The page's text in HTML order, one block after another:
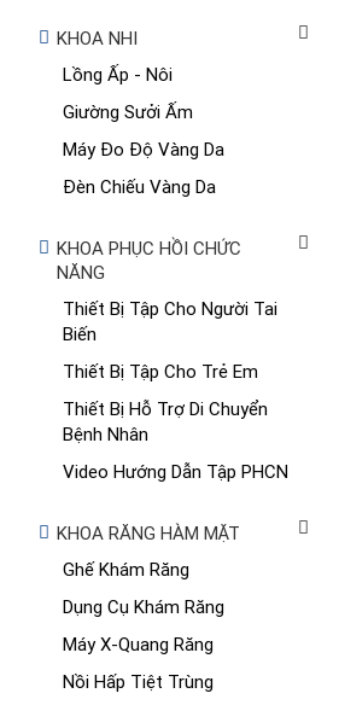
KHOA NHI
Lồng Ấp - Nôi
Giường Sưởi Ấm
Máy Đo Độ Vàng Da
Đèn Chiếu Vàng Da
KHOA PHỤC HỒI CHỨC
NĂNG
Thiết Bị Tập Cho Người Tai
Biến
Thiết Bị Tập Cho Trẻ Em
Thiết Bị Hỗ Trợ Di Chuyển
Bệnh Nhân
Video Hướng Dẫn Tập PHCN
KHOA RĂNG HÀM MẶT
Ghế Khám Răng
Dụng Cụ Khám Răng
Máy X-Quang Răng
Nồi Hấp Tiệt Trùng